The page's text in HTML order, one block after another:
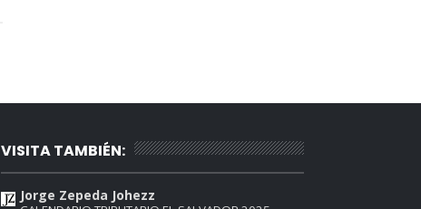
VISITA TAMBIÉN:
Jorge Zepeda Johezz